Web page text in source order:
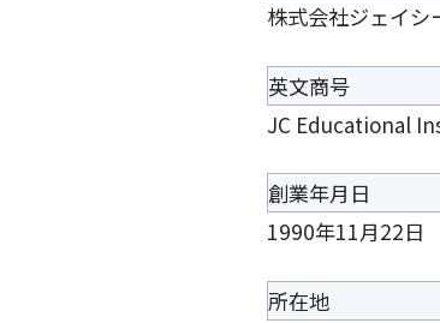
株式会社ジェイシ
英文商号
JC Educational
創業年月日
1990年11月22日
所在地